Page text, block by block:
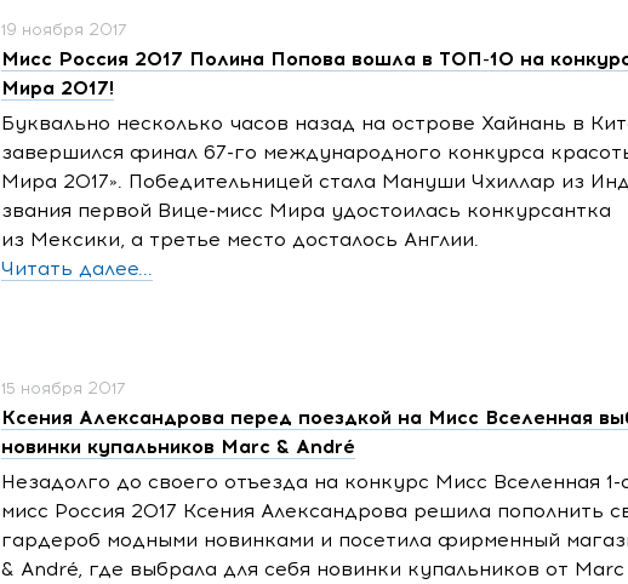
19 ноября 2017
Мисс Россия 2017 Полина Попова вошла в ТОП-10 на
Мира 2017!
Буквально несколько часов назад на острове Хайнань в
завершился финал 67-го международного конкурса
Мира 2017». Победительницей стала Мануши Чхиллар из
звания первой Вице-мисс Мира удостоилась конкурсантка
из Мексики, а третье место досталось Англии.
Читать далее...
15 ноября 2017
Ксения Александрова перед поездкой на Мисс Вселенная
новинки купальников Marc & André
Незадолго до своего отъезда на конкурс Мисс Вселенная 1-
мисс Россия 2017 Ксения Александрова решила пополнить
гардероб модными новинками и посетила фирменный
& André, где выбрала для себя новинки купальников от Marc